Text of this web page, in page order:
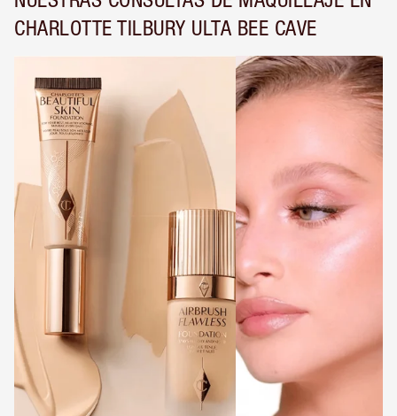
CHARLOTTE TILBURY ULTA BEE CAVE